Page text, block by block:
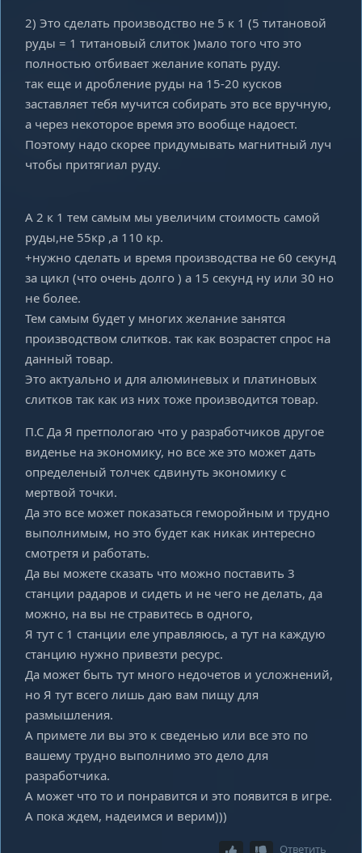
2) Это сделать производство не 5 к 1 (5 титановой
руды = 1 титановый слиток )мало того что это
полностью отбивает желание копать руду.
так еще и дробление руды на 15-20 кусков
заставляет тебя мучится собирать это все вручную,
а через некоторое время это вообще надоест.
Поэтому надо скорее придумывать магнитный луч
чтобы притягиал руду.
А 2 к 1 тем самым мы увеличим стоимость самой
руды,не 55кр ,а 110 кр.
+нужно сделать и время производства не 60 секунд
за цикл (что очень долго ) а 15 секунд ну или 30 но
не более.
Тем самым будет у многих желание занятся
производством слитков. так как возрастет спрос на
данный товар.
Это актуально и для алюминевых и платиновых
слитков так как из них тоже производится товар.
П.С Да Я претпологаю что у разработчиков другое
виденье на экономику, но все же это может дать
определеный толчек сдвинуть экономику с
мертвой точки.
Да это все может показаться геморойным и трудно
выполнимым, но это будет как никак интересно
смотретя и работать.
Да вы можете сказать что можно поставить 3
станции радаров и сидеть и не чего не делать, да
можно, на вы не стравитесь в одного,
Я тут с 1 станции еле управляюсь, а тут на каждую
станцию нужно привезти ресурс.
Да может быть тут много недочетов и усложнений,
но Я тут всего лишь даю вам пищу для
размышления.
А примете ли вы это к сведенью или все это по
вашему трудно выполнимо это дело для
разработчика.
А может что то и понравится и это появится в игре.
А пока ждем, надеимся и верим)))
Ответить